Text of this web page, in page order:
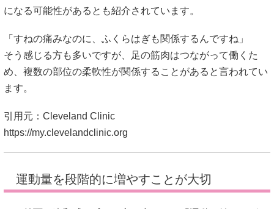
になる可能性があるとも紹介されています。
「すねの痛みなのに、ふくらはぎも関係するんですね」
そう感じる方も多いですが、足の筋肉はつながって働くた
め、複数の部位の柔軟性が関係することがあると言われてい
ます。
引用元：Cleveland Clinic
https://my.clevelandclinic.org
運動量を段階的に増やすことが大切